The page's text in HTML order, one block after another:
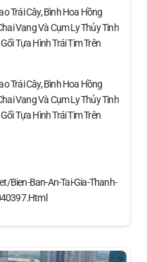
Trái Cây, Bình Hoa Hồng
Vang Và Cụm Ly Thủy Tinh
Tựa Hình Trái Tim Trên
Trái Cây, Bình Hoa Hồng
Vang Và Cụm Ly Thủy Tinh
Tựa Hình Trái Tim Trên
bien-Ban-An-Tai-Gia-Thanh-